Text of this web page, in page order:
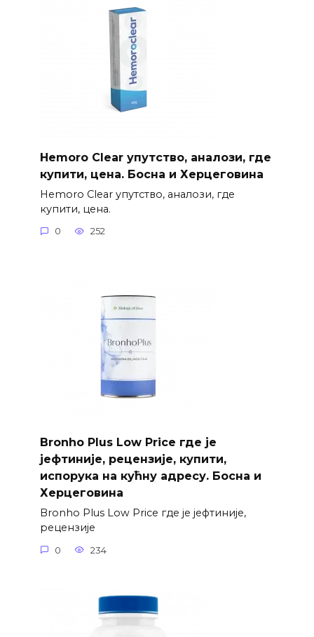
Hemoro Clear упутство, аналози, где
купити, цена. Босна и Херцеговина
Hemoro Clear упутство, аналози, где
купити, цена.
0 252
Bronho Plus Low Price где је
јефтиније, рецензије, купити,
испорука на кућну адресу. Босна и
Херцеговина
Bronho Plus Low Price где је јефтиније,
рецензије
0 234